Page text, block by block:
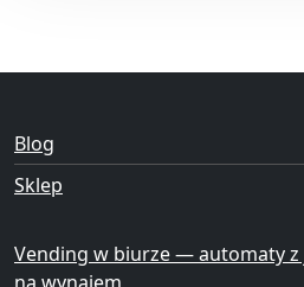
Blog
Sklep
Vending w biurze — automaty z